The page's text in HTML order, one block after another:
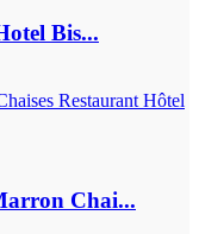
Bis...
Chai...